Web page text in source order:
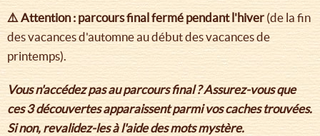
⚠️ Attention : parcours final fermé pendant l'hiver (de la fin
des vacances d'automne au début des vacances de
printemps).
Vous n'accédez pas au parcours final ? Assurez-vous que
ces 3 découvertes apparaissent parmi vos caches trouvées.
Si non, revalidez-les à l'aide des mots mystère.